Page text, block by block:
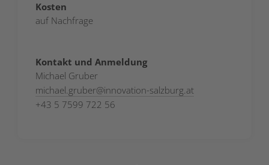
Kosten
auf Nachfrage
Kontakt und Anmeldung
Michael Gruber
michael.gruber@innovation-salzburg.at
+43 5 7599 722 56